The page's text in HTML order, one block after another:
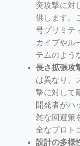
突攻撃に対
供します。
号プリミテ
カイブやル
テムのよう
長さ拡張攻
は異なり、
撃に対して
開発者がハ
雑な回避策
全なプロト
設計の多様